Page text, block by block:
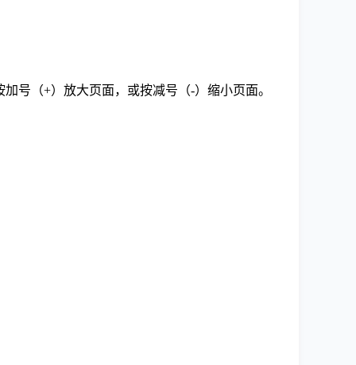
号（+）放大页面，或按减号（-）缩小页面。